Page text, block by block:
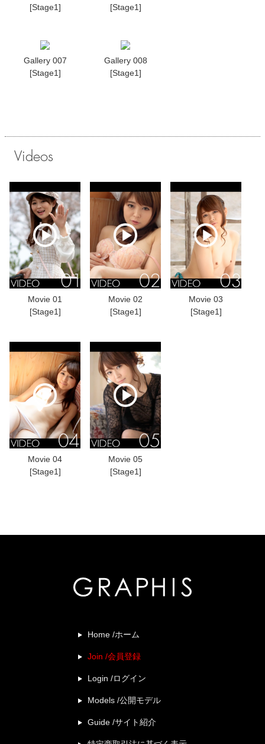
[Stage1]
[Stage1]
Gallery 007
[Stage1]
Gallery 008
[Stage1]
Videos
Movie 01
[Stage1]
Movie 02
[Stage1]
Movie 03
[Stage1]
Movie 04
[Stage1]
Movie 05
[Stage1]
Home /ホーム
Join /会員登録
Login /ログイン
Models /公開モデル
Guide /サイト紹介